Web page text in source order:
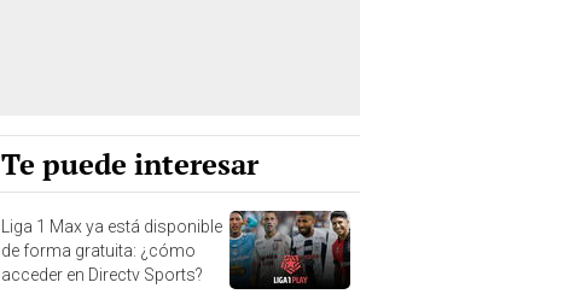
Te puede interesar
Liga 1 Max ya está disponible
de forma gratuita: ¿cómo
acceder en Directv Sports?